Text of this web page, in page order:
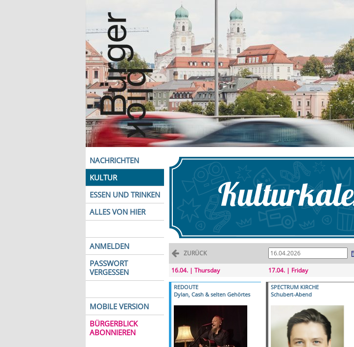
NACHRICHTEN
KULTUR
ESSEN UND TRINKEN
ALLES VON HIER
ANMELDEN
PASSWORT
VERGESSEN
MOBILE VERSION
BÜRGERBLICK
ABONNIEREN
ZURÜCK
16.04. | Thursday
REDOUTE
Dylan, Cash & selten Gehörtes
17.04. | Friday
SPECTRUM KIRCHE
Schubert-Abend